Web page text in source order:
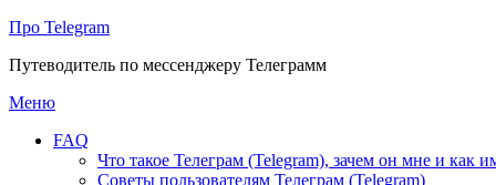
Про Telegram
Путеводитель по мессенджеру Телеграмм
Перейти
содержимому
Меню
FAQ
Что такое Телеграм (Telegram), зачем он мне и как
Советы пользователям Телеграм (Telegram)